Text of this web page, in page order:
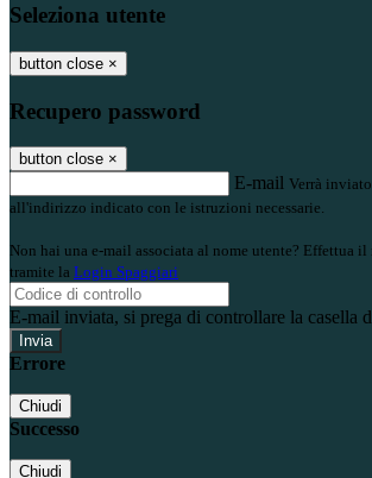
Seleziona utente
button close ×
Recupero password
button close ×
E-mail Verrà
all'indirizzo indicato con le istruzioni necessarie.
Non hai una e-mail associata al nome utente? Effettua il
tramite la Login Spaggiari
E-mail inviata, si prega di controllare la casella
Errore
Chiudi
Successo
Chiudi